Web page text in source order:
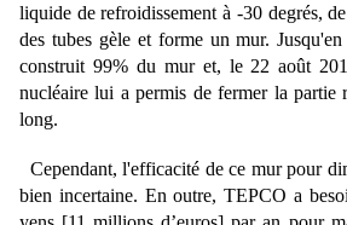
liquide de refroidissement à -30 degrés,
des tubes gèle et forme un mur.
construit 99% du mur et, le 22 août
nucléaire lui a permis de fermer la partie
long.
Cependant, l'efficacité de ce mur pour
bien incertaine. En outre, TEPCO a